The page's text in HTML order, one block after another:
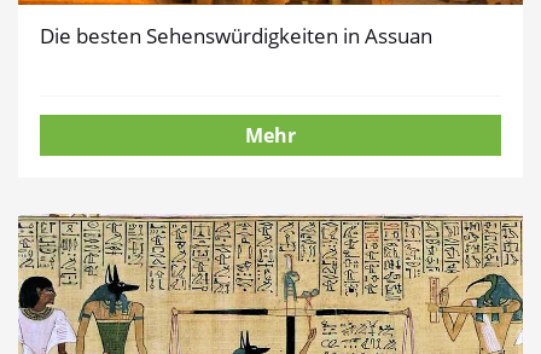
Die besten Sehenswürdigkeiten in Assuan
Mehr